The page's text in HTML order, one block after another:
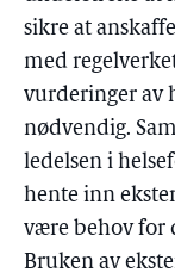
sikre at
med
vurderinger av
nødvendig.
ledelsen i
hente inn
være behov for
Bruken av